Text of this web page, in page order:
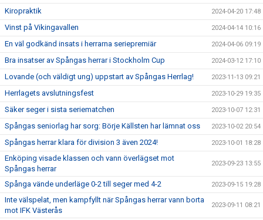
Kiropraktik 2024-04-20 17:48
Vinst på Vikingavallen 2024-04-14 10:16
En väl godkänd insats i herrarna seriepremiär 2024-04-06 09:19
Bra insatser av Spångas herrar i Stockholm Cup 2024-03-12 17:10
Lovande (och väldigt ung) uppstart av Spångas Herrlag! 2023-11-13 09:21
Herrlagets avslutningsfest 2023-10-29 19:35
Säker seger i sista seriematchen 2023-10-07 12:31
Spångas seniorlag har sorg: Börje Källsten har lämnat oss 2023-10-02 20:54
Spångas herrar klara för division 3 även 2024! 2023-10-01 18:28
Enköping visade klassen och vann överlägset mot
Spångas herrar
2023-09-23 13:55
Spånga vände underläge 0-2 till seger med 4-2 2023-09-15 19:28
Inte välspelat, men kampfyllt när Spångas herrar vann borta
mot IFK Västerås
2023-09-11 08:21